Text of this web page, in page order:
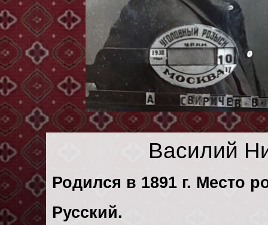
Василий
Родился в 1891 г. Место
Русский.